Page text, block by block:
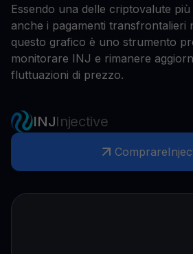
Essendo una delle criptovalute
anche i pagamenti transfrontalieri
questo grafico è uno strumento
monitorare INJ e rimanere
fluttuazioni di prezzo.
INJInjective
Comprare